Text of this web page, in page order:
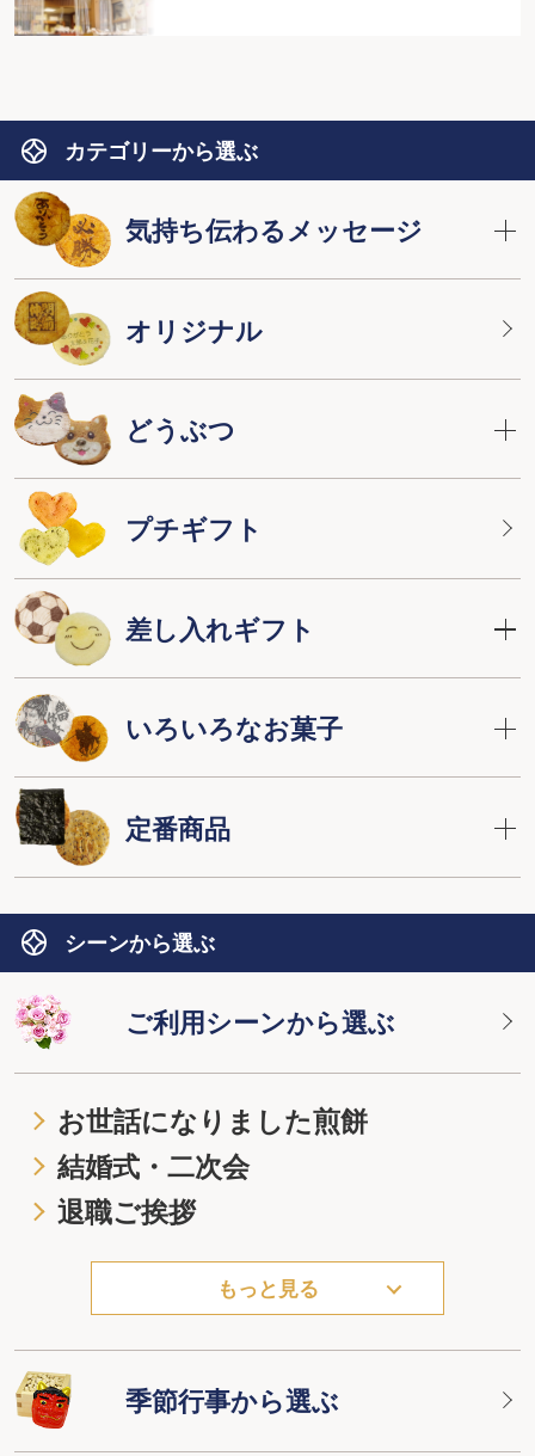
カテゴリーから選ぶ
気持ち伝わるメッセージ
オリジナル
どうぶつ
プチギフト
差し入れギフト
いろいろなお菓子
定番商品
シーンから選ぶ
ご利用シーンから選ぶ
お世話になりました煎餅
結婚式・二次会
退職ご挨拶
もっと見る
季節行事から選ぶ